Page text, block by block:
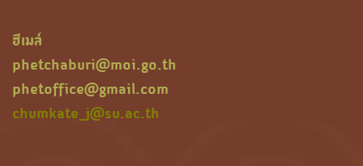
ฮีเมล์
phetchaburi@moi.go.th
phetoffice@gmail.com
chumkate_j@su.ac.th